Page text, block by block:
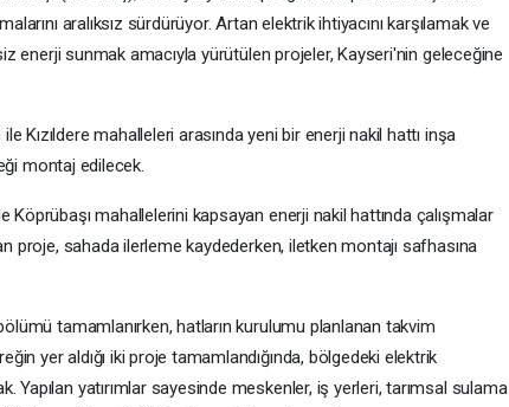
aralıksız sürdürüyor. Artan elektrik ihtiyacını karşılamak ve
enerji sunmak amacıyla yürütülen projeler, Kayseri'nin geleceğine
Kızıldere mahalleleri arasında yeni bir enerji nakil hattı inşa
montaj edilecek.
mahallelerini kapsayan enerji nakil hattında çalışmalar
proje, sahada ilerleme kaydederken, iletken montajı safhasına
tamamlanırken, hatların kurulumu planlanan takvim
yer aldığı iki proje tamamlandığında, bölgedeki elektrik
yatırımlar sayesinde meskenler, iş yerleri, tarımsal sulama